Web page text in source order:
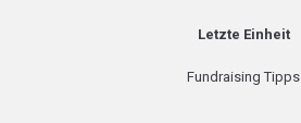
Letzte Einheit
Fundraising Tipps